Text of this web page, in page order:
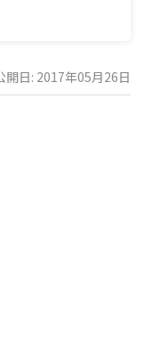
開日: 2017年05月26日